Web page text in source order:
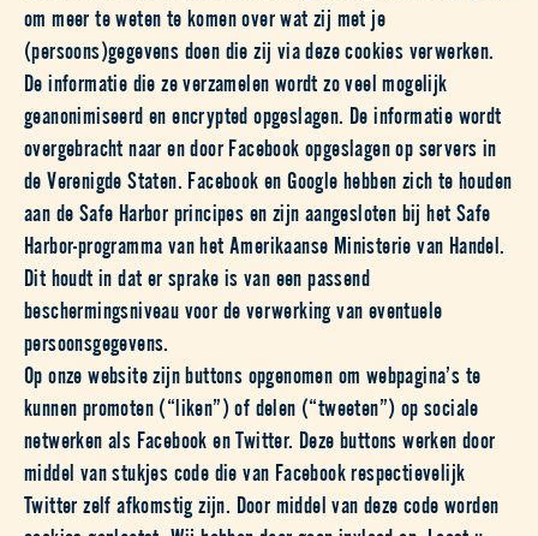
om meer te weten te komen over wat zij met je
(persoons)gegevens doen die zij via deze cookies verwerken.
De informatie die ze verzamelen wordt zo veel mogelijk
geanonimiseerd en encrypted opgeslagen. De informatie wordt
overgebracht naar en door Facebook opgeslagen op servers in
de Verenigde Staten. Facebook en Google hebben zich te houden
aan de Safe Harbor principes en zijn aangesloten bij het Safe
Harbor-programma van het Amerikaanse Ministerie van Handel.
Dit houdt in dat er sprake is van een passend
beschermingsniveau voor de verwerking van eventuele
persoonsgegevens.
Op onze website zijn buttons opgenomen om webpagina’s te
kunnen promoten (“liken”) of delen (“tweeten”) op sociale
netwerken als Facebook en Twitter. Deze buttons werken door
middel van stukjes code die van Facebook respectievelijk
Twitter zelf afkomstig zijn. Door middel van deze code worden